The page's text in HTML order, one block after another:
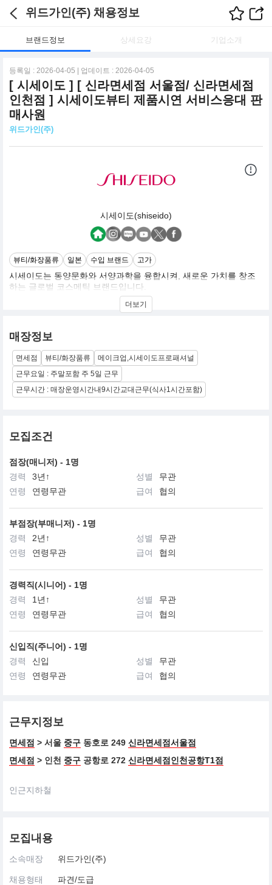
위드가인(주) 채용정보
브랜드정보 상세요강 기업소개
등록일 : 2026-04-05 | 업데이트 : 2026-04-05
[ 시세이도 ] [ 신라면세점 서울점/ 신라면세점
인천점 ] 시세이도뷰티 제품시연 서비스응대 판
매사원
위드가인(주)
시세이도(shiseido)
뷰티/화장품류 일본 수입 브랜드 고가
시세이도는 동양문화와 서양과학을 융합시켜, 새로운 가치를 창조
하는 글로벌 코스메틱 브랜드입니다.
시세이도(資生堂)는 중국의 고전인 역경, 『「至哉坤元 萬物資生 乃
順承天」(대지의 덕에 의해 모든사물은 생성된다)』에서 유래하여
창조,개발하여 인간을 아름다움의 세계로 인도한다는 시세이도의
정신을 의미합니다.
더보기
매장정보
면세점 뷰티/화장품류
메이크업,시세이도프로패셔널
근무요일 : 주말포함 주 5일 근무
근무시간 : 매장운영시간내9시간교대근무(식사1시간포함)
모집조건
점장(매니저) - 1명
경력
3년↑ 성별
무관
연령
연령무관 급여 협의
부점장(부매니저) - 1명
경력
2년↑ 성별
무관
연령
연령무관 급여 협의
경력직(시니어) - 1명
경력
1년↑ 성별
무관
연령
연령무관 급여 협의
신입직(주니어) - 1명
경력
신입 성별
무관
연령
연령무관 급여 협의
근무지정보
면세점 > 서울 중구 동호로 249 신라면세점서울점
면세점 > 인천 중구 공항로 272 신라면세점인천공항T1점
인근지하철
모집내용
소속매장 위드가인(주)
채용형태 파견/도급